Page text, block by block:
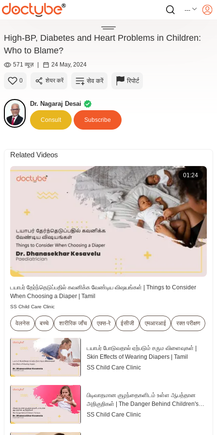
---
High-BP, Diabetes and Heart Problems in Children:
Who to Blame?
571 व्यूज़ | 24 May, 2024
0 शेयर करें सेव करें रिपोर्ट
Dr. Nagaraj Desai
Consult Subscribe
Related Videos
01:24
டயாபர் தேர்ந்தெடுப்பதில் கவனிக்க வேண்டிய விஷயங்கள் | Things to Consider
When Choosing a Diaper | Tamil
SS Child Care Clinic
वेलनेस बच्चे शारीरिक जाँच एक्स-रे ईसीजी एमआरआई रक्त परीक्षण
டயாபர் போடுவதால் ஏற்படும் சரும விளைவுகள் |
Skin Effects of Wearing Diapers | Tamil
SS Child Care Clinic
பிடிவாதமான குழந்தைகளிடம் உள்ள ஆபத்தான
அறிகுறிகள் | The Danger Behind Children's
Tantrum | Tamil
SS Child Care Clinic